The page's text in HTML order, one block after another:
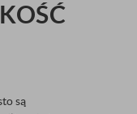
są